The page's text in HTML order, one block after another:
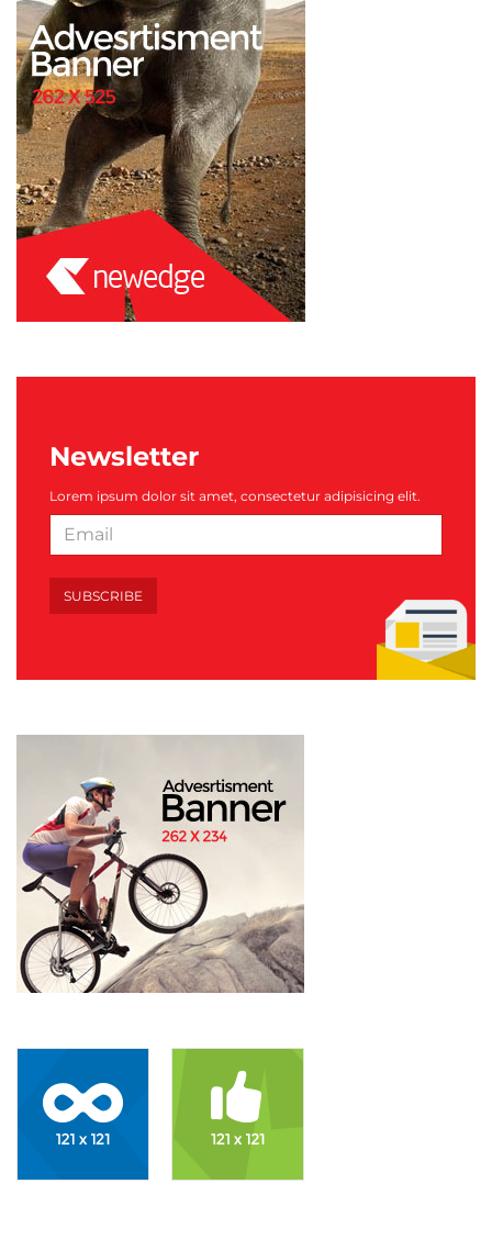
Newsletter
Lorem ipsum dolor sit amet, consectetur adipisicing elit.
SUBSCRIBE